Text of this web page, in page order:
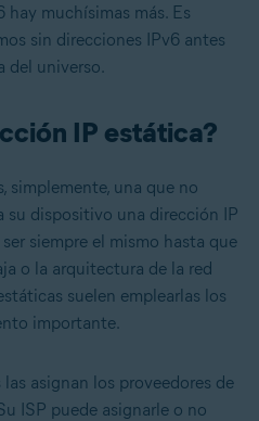
hay muchísimas más. Es
sin direcciones IPv6 antes
del universo.
IP estática?
simplemente, una que no
su dispositivo una dirección IP
siempre el mismo hasta que
o la arquitectura de la red
suelen emplearlas los
importante.
asignan los proveedores de
ISP puede asignarle o no